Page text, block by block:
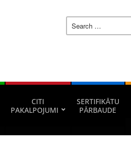
CITI
PAKALPOJUMI
SERTIFIKĀTU
PĀRBAUDE